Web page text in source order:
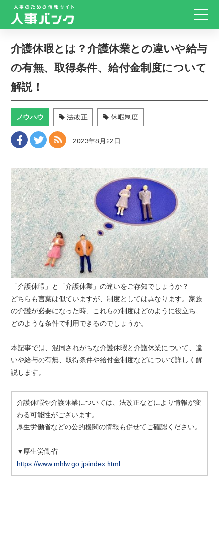
介護休暇とは？介護休業との違いや給与
の有無、取得条件、給付金制度について
解説！
ノウハウ 法改正 休暇制度
2023年8月22日
「介護休暇」と「介護休業」の違いをご存知でしょうか？
どちらも言葉は似ていますが、制度としては異なります。家族
の介護が必要になった時、これらの制度はどのように役立ち、
どのような条件で利用できるのでしょうか。
本記事では、混同されがちな介護休暇と介護休業について、違
いや給与の有無、取得条件や給付金制度などについて詳しく解
説します。
介護休暇や介護休業については、法改正などにより情報が変
わる可能性がございます。
厚生労働省などの公的機関の情報も併せてご確認ください。
▼厚生労働省
https://www.mhlw.go.jp/index.html